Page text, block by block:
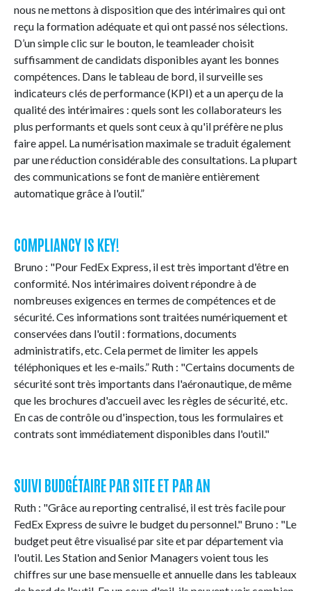
nous ne mettons à disposition que des intérimaires qui ont
reçu la formation adéquate et qui ont passé nos sélections.
D’un simple clic sur le bouton, le teamleader choisit
suffisamment de candidats disponibles ayant les bonnes
compétences. Dans le tableau de bord, il surveille ses
indicateurs clés de performance (KPI) et a un aperçu de la
qualité des intérimaires : quels sont les collaborateurs les
plus performants et quels sont ceux à qu'il préfère ne plus
faire appel. La numérisation maximale se traduit également
par une réduction considérable des consultations. La plupart
des communications se font de manière entièrement
automatique grâce à l'outil.”
COMPLIANCY IS KEY!
Bruno : "Pour FedEx Express, il est très important d'être en
conformité. Nos intérimaires doivent répondre à de
nombreuses exigences en termes de compétences et de
sécurité. Ces informations sont traitées numériquement et
conservées dans l'outil : formations, documents
administratifs, etc. Cela permet de limiter les appels
téléphoniques et les e-mails.” Ruth : "Certains documents de
sécurité sont très importants dans l'aéronautique, de même
que les brochures d'accueil avec les règles de sécurité, etc.
En cas de contrôle ou d'inspection, tous les formulaires et
contrats sont immédiatement disponibles dans l'outil."
SUIVI BUDGÉTAIRE PAR SITE ET PAR AN
Ruth : "Grâce au reporting centralisé, il est très facile pour
FedEx Express de suivre le budget du personnel." Bruno : "Le
budget peut être visualisé par site et par département via
l'outil. Les Station and Senior Managers voient tous les
chiffres sur une base mensuelle et annuelle dans les tableaux